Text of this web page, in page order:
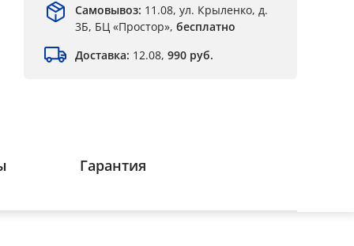
Самовывоз: 11.08, ул. Крыленко, д.
3Б, БЦ «Простор», бесплатно
Доставка: 12.08, 990 руб.
Гарантия